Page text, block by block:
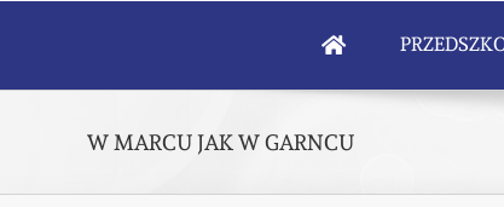
W MARCU JAK W GARNCU